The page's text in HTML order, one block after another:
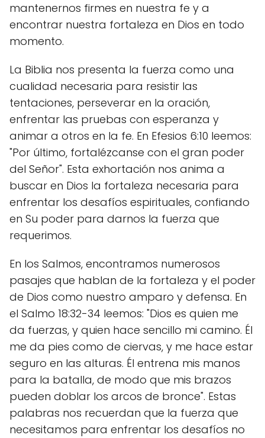
mantenernos firmes en nuestra fe y a
encontrar nuestra fortaleza en Dios en todo
momento.
La Biblia nos presenta la fuerza como una
cualidad necesaria para resistir las
tentaciones, perseverar en la oración,
enfrentar las pruebas con esperanza y
animar a otros en la fe. En Efesios 6:10 leemos:
"Por último, fortalézcanse con el gran poder
del Señor". Esta exhortación nos anima a
buscar en Dios la fortaleza necesaria para
enfrentar los desafíos espirituales, confiando
en Su poder para darnos la fuerza que
requerimos.
En los Salmos, encontramos numerosos
pasajes que hablan de la fortaleza y el poder
de Dios como nuestro amparo y defensa. En
el Salmo 18:32-34 leemos: "Dios es quien me
da fuerzas, y quien hace sencillo mi camino. Él
me da pies como de ciervas, y me hace estar
seguro en las alturas. Él entrena mis manos
para la batalla, de modo que mis brazos
pueden doblar los arcos de bronce". Estas
palabras nos recuerdan que la fuerza que
necesitamos para enfrentar los desafíos no